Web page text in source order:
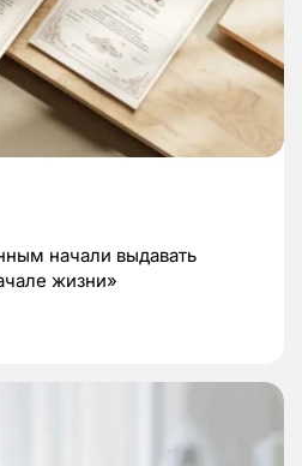
начали выдавать
жизни»